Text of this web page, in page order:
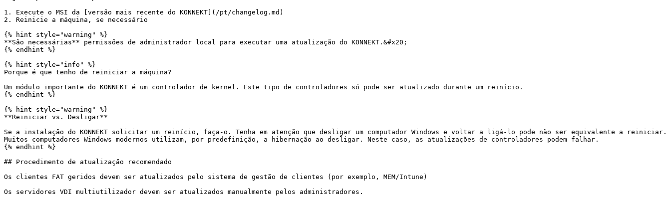
1. Execute o MSI da [versão mais recente do KONNEKT](/pt/changelog.md)
2. Reinicie a máquina, se necessário
{% hint style="warning" %}
**São necessárias** permissões de administrador local para executar uma atualização do KONNEKT.&#x20;
{% endhint %}
{% hint style="info" %}
Porque é que tenho de reiniciar a máquina?
Um módulo importante do KONNEKT é um controlador de kernel. Este tipo de controladores só pode ser atualizado durante um reinício.
{% endhint %}
{% hint style="warning" %}
**Reiniciar vs. Desligar**
Se a instalação do KONNEKT solicitar um reinício, faça-o. Tenha em atenção que desligar um computador Windows e voltar a ligá-lo pode não ser equivalente a reiniciar.
Muitos computadores Windows modernos utilizam, por predefinição, a hibernação ao desligar. Neste caso, as atualizações de controladores podem falhar.
{% endhint %}
## Procedimento de atualização recomendado
Os clientes FAT geridos devem ser atualizados pelo sistema de gestão de clientes (por exemplo, MEM/Intune)
Os servidores VDI multiutilizador devem ser atualizados manualmente pelos administradores.